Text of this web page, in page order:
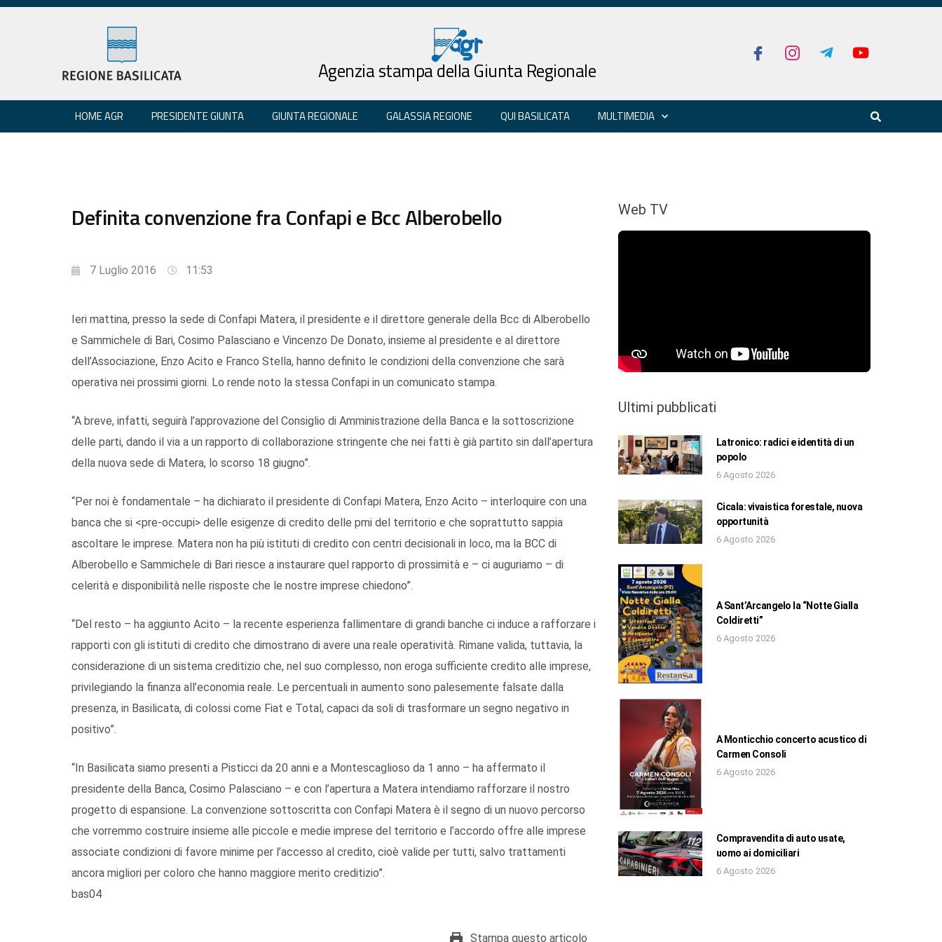
Agenzia stampa della Giunta Regionale
HOME AGR PRESIDENTE GIUNTA GIUNTA REGIONALE GALASSIA REGIONE QUI BASILICATA MULTIMEDIA
Definita convenzione fra Confapi e Bcc Alberobello
7 Luglio 2016 11:53
Ieri mattina, presso la sede di Confapi Matera, il presidente e il direttore generale della Bcc di Alberobello
e Sammichele di Bari, Cosimo Palasciano e Vincenzo De Donato, insieme al presidente e al direttore
dell’Associazione, Enzo Acito e Franco Stella, hanno definito le condizioni della convenzione che sarà
operativa nei prossimi giorni. Lo rende noto la stessa Confapi in un comunicato stampa.
“A breve, infatti, seguirà l’approvazione del Consiglio di Amministrazione della Banca e la sottoscrizione
delle parti, dando il via a un rapporto di collaborazione stringente che nei fatti è già partito sin dall’apertura
della nuova sede di Matera, lo scorso 18 giugno”.
“Per noi è fondamentale – ha dichiarato il presidente di Confapi Matera, Enzo Acito – interloquire con una
banca che si <pre-occupi> delle esigenze di credito delle pmi del territorio e che soprattutto sappia
ascoltare le imprese. Matera non ha più istituti di credito con centri decisionali in loco, ma la BCC di
Alberobello e Sammichele di Bari riesce a instaurare quel rapporto di prossimità e – ci auguriamo – di
celerità e disponibilità nelle risposte che le nostre imprese chiedono”.
“Del resto – ha aggiunto Acito – la recente esperienza fallimentare di grandi banche ci induce a rafforzare i
rapporti con gli istituti di credito che dimostrano di avere una reale operatività. Rimane valida, tuttavia, la
considerazione di un sistema creditizio che, nel suo complesso, non eroga sufficiente credito alle imprese,
privilegiando la finanza all’economia reale. Le percentuali in aumento sono palesemente falsate dalla
presenza, in Basilicata, di colossi come Fiat e Total, capaci da soli di trasformare un segno negativo in
positivo”.
“In Basilicata siamo presenti a Pisticci da 20 anni e a Montescaglioso da 1 anno – ha affermato il
presidente della Banca, Cosimo Palasciano – e con l’apertura a Matera intendiamo rafforzare il nostro
progetto di espansione. La convenzione sottoscritta con Confapi Matera è il segno di un nuovo percorso
che vorremmo costruire insieme alle piccole e medie imprese del territorio e l’accordo offre alle imprese
associate condizioni di favore minime per l’accesso al credito, cioè valide per tutti, salvo trattamenti
ancora migliori per coloro che hanno maggiore merito creditizio”.
bas04
Stampa questo articolo
Web TV
Ultimi pubblicati
Latronico: radici e identità di un
popolo
6 Agosto 2026
Cicala: vivaistica forestale, nuova
opportunità
6 Agosto 2026
A Sant’Arcangelo la “Notte Gialla
Coldiretti”
6 Agosto 2026
A Monticchio concerto acustico di
Carmen Consoli
6 Agosto 2026
Compravendita di auto usate,
uomo ai domiciliari
6 Agosto 2026